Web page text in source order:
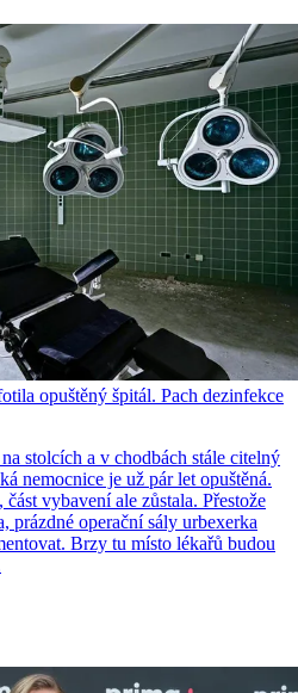
opuštěný špitál. Pach dezinfekce
stolcích a v chodbách stále citelný
nemocnice je už pár let opuštěná.
část vybavení ale zůstala. Přestože
prázdné operační sály urbexerka
Brzy tu místo lékařů budou